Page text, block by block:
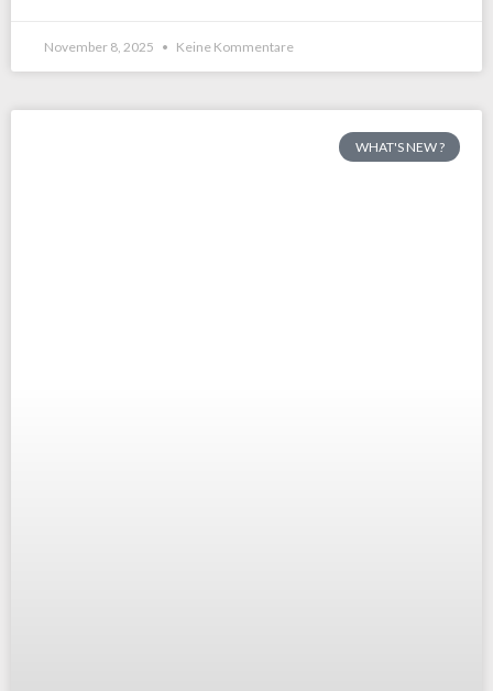
November 8, 2025 Keine Kommentare
WHAT'S NEW ?